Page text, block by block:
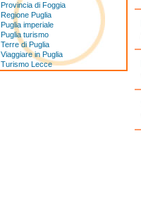
Provincia di Foggia
Regione Puglia
Puglia imperiale
Puglia turismo
Terre di Puglia
Viaggiare in Puglia
Turismo Lecce